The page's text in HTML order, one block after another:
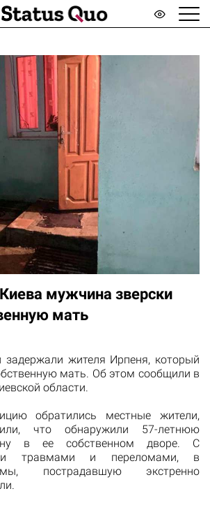
мужчина зверски
мать
задержали жителя Ирпеня, который
мать. Об этом сообщили в
области.
обратились местные жители,
что обнаружили 57-летнюю
в ее собственном дворе. С
травмами и переломами, в
пострадавшую экстренно